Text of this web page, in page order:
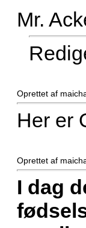
Mr.
Oprettet af
Her er
Oprettet af
I dag